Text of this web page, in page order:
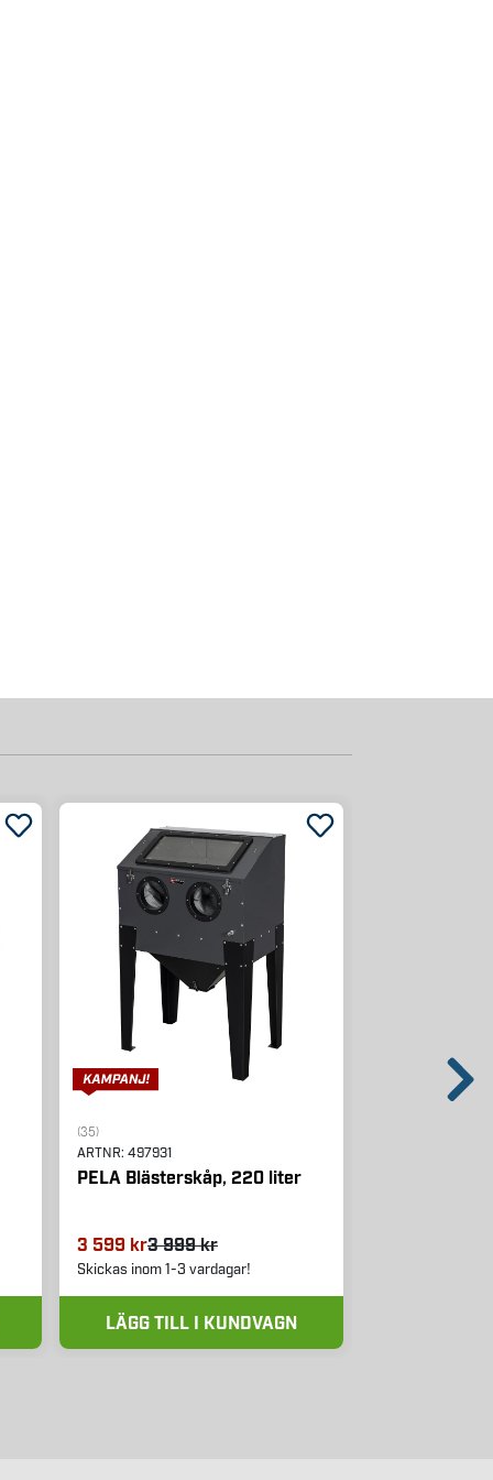
(35)
ARTNR: 497931
PELA Blästerskåp, 220 liter
3 599 kr3 999 kr
Skickas inom 1-3 vardagar!
LÄGG TILL I KUNDVAGN